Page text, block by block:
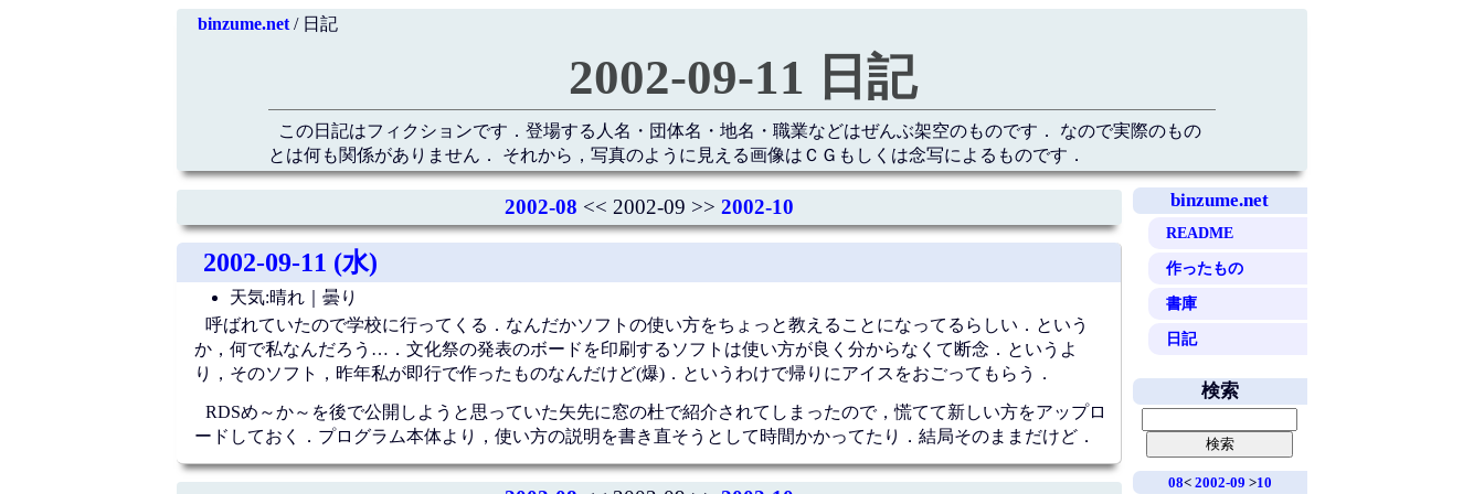
binzume.net/ 日記
2002-09-11 日記
この日記はフィクションです．登場する人名・団体名・地名・職業などはぜんぶ架空のものです． なので実際のもの
とは何も関係がありません． それから，写真のように見える画像はＣＧもしくは念写によるものです．
binzume.net
README
作ったもの
書庫
日記
2002-08 << 2002-09 >> 2002-10
2002-09-11 (水)
天気:晴れ｜曇り
呼ばれていたので学校に行ってくる．なんだかソフトの使い方をちょっと教えることになってるらしい．という
か，何で私なんだろう…．文化祭の発表のボードを印刷するソフトは使い方が良く分からなくて断念．というよ
り，そのソフト，昨年私が即行で作ったものなんだけど(爆)．というわけで帰りにアイスをおごってもらう．
RDSめ～か～を後で公開しようと思っていた矢先に窓の杜で紹介されてしまったので，慌てて新しい方をアップロ
ードしておく．プログラム本体より，使い方の説明を書き直そうとして時間かかってたり．結局そのままだけど．
検索
08< 2002-09 >10